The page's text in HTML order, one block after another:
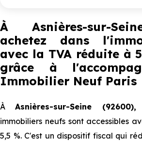
une organisation fluide des espaces.
soigneusement aménagé structure la
véritable havre de verdure. Balcons,
privatifs offrent un prolongement
pour se détendre. Les cheminements
vertset les accès sécurisés renforcent le
être. La majorité des logements dispose
stationnement sécurisée en sous-sol. La
À Asnières-sur-
achetez dans
avec la TVA réduite à
grâce à
Immobilier Neuf Paris
ÀAsnières-sur-Seine (92600),
immobiliers neufs sont accessibles
5,5 %. C'est un dispositif fiscal qui